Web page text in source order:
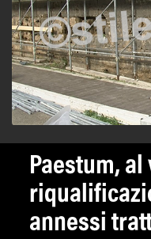
Paestum, al
annessi